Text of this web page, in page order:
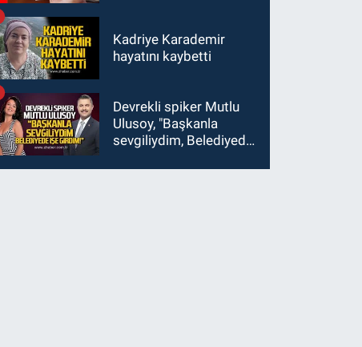
Kadriye Karademir
hayatını kaybetti
Devrekli spiker Mutlu
Ulusoy, "Başkanla
sevgiliydim, Belediyede